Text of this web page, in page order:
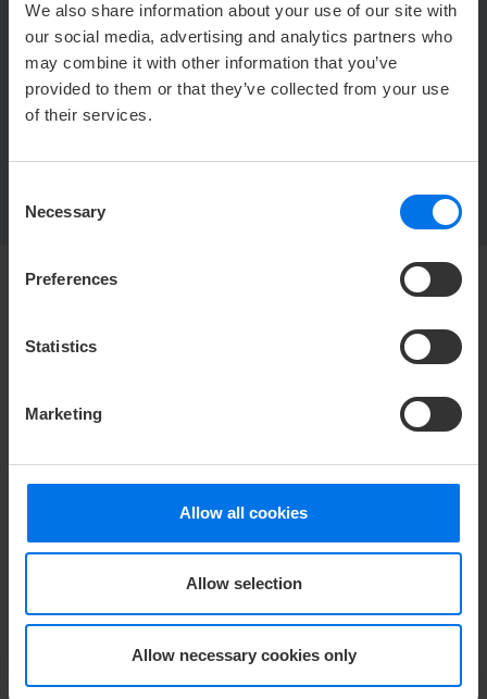
We also share information about your use of our site with
our social media, advertising and analytics partners who
may combine it with other information that you’ve
provided to them or that they’ve collected from your use
of their services.
Selection
Necessary
Preferences
Statistics
Marketing
Allow all cookies
Allow selection
Allow necessary cookies only
ATLANTIC Hotels Management GmbH
Ludwig-Roselius-Allee 2
28329 Bremen
Media center
Career
Privacy policy
Cookie Declaration
Imprint
Certificates